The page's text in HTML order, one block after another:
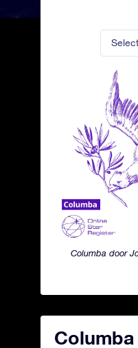
Columba door
Columba